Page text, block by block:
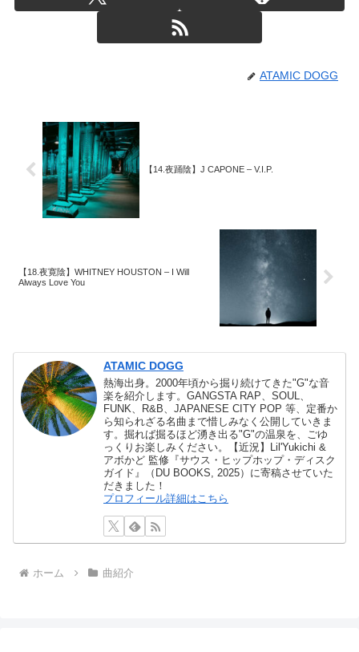
ATAMIC DOGG
【14.夜踊陰】J CAPONE – V.I.P.
【18.夜寛陰】WHITNEY HOUSTON – I Will
Always Love You
ATAMIC DOGG
熱海出身。2000年頃から掘り続けてきた"G"な音
楽を紹介します。GANGSTA RAP、SOUL、
FUNK、R&B、JAPANESE CITY POP 等、定番か
ら知られざる名曲まで惜しみなく公開していきま
す。掘れば掘るほど湧き出る"G"の温泉を、ごゆ
っくりお楽しみください。【近況】Lil'Yukichi &
アボかど 監修『サウス・ヒップホップ・ディスク
ガイド』（DU BOOKS, 2025）に寄稿させていた
だきました！
プロフィール詳細はこちら
ホーム 曲紹介